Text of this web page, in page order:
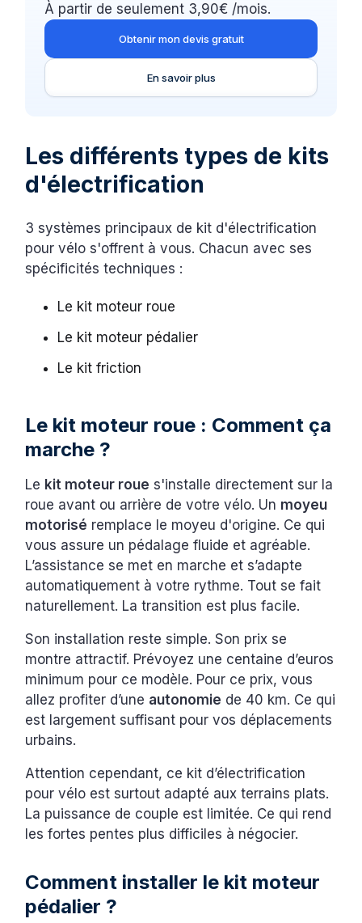
À partir de seulement 3,90€ /mois.
Obtenir mon devis gratuit
En savoir plus
Les différents types de kits
d'électrification
3 systèmes principaux de kit d'électrification
pour vélo s'offrent à vous. Chacun avec ses
spécificités techniques :
Le kit moteur roue
Le kit moteur pédalier
Le kit friction
Le kit moteur roue : Comment ça
marche ?
Le kit moteur roue s'installe directement sur la
roue avant ou arrière de votre vélo. Un moyeu
motorisé remplace le moyeu d'origine. Ce qui
vous assure un pédalage fluide et agréable.
L’assistance se met en marche et s’adapte
automatiquement à votre rythme. Tout se fait
naturellement. La transition est plus facile.
Son installation reste simple. Son prix se
montre attractif. Prévoyez une centaine d’euros
minimum pour ce modèle. Pour ce prix, vous
allez profiter d’une autonomie de 40 km. Ce qui
est largement suffisant pour vos déplacements
urbains.
Attention cependant, ce kit d’électrification
pour vélo est surtout adapté aux terrains plats.
La puissance de couple est limitée. Ce qui rend
les fortes pentes plus difficiles à négocier.
Comment installer le kit moteur
pédalier ?